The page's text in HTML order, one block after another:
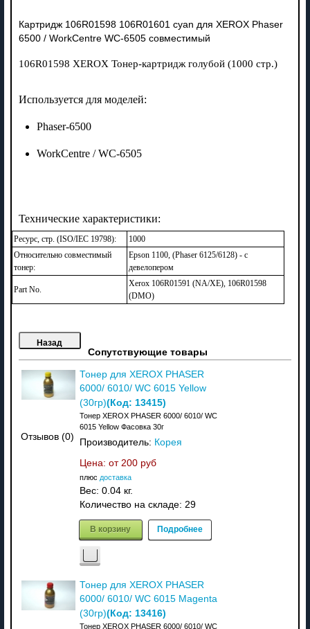
Картридж 106R01598 106R01601 cyan для XEROX Phaser
6500 / WorkCentre WC-6505 совместимый
106R01598 XEROX Тонер-картридж голубой (1000 стр.)
Используется для моделей:
Phaser-6500
WorkCentre / WC-6505
Технические характеристики:
Ресурс, стр. (ISO/IEC 19798):
1000
Относительно совместимый
тонер:
Epson 1100, (Phaser 6125/6128) - с
девелопером
Part No.
Xerox 106R01591 (NA/XE), 106R01598
(DMO)
Сопутствующие товары
Отзывов (0)
Тонер для XEROX PHASER
6000/ 6010/ WC 6015 Yellow
(30гр)(Код: 13415)
Тонер XEROX PHASER 6000/ 6010/ WC
6015 Yellow Фасовка 30г
Производитель: Корея
Цена: от 200 руб
плюс доставка
Вес: 0.04 кг.
Количество на складе: 29
В корзину Подробнее
Тонер для XEROX PHASER
6000/ 6010/ WC 6015 Magenta
(30гр)(Код: 13416)
Тонер XEROX PHASER 6000/ 6010/ WC